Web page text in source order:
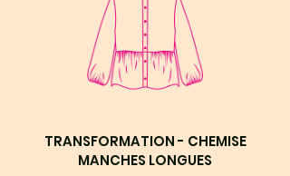
TRANSFORMATION - CHEMISE
MANCHES LONGUES